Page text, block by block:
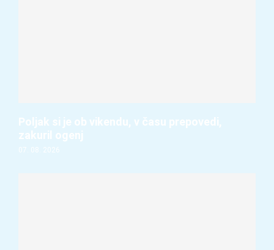
Poljak si je ob vikendu, v času prepovedi,
zakuril ogenj
07. 08. 2026